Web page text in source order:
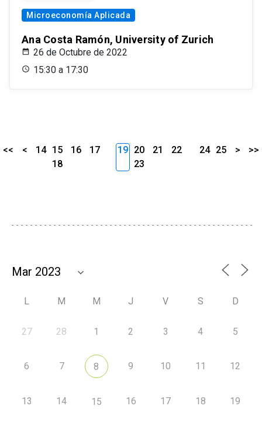
Microeconomía Aplicada
Ana Costa Ramón, University of Zurich
26 de Octubre de 2022
15:30 a 17:30
<< < 14 15 16
17
18
19 20 21
22
23
24 25 > >>
L M M J V S D
27 28 1 2 3 4 5
6 7 8 9 10 11 12
13 14 15 16 17 18 19